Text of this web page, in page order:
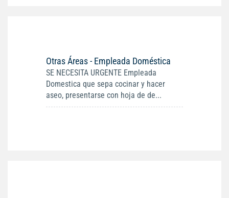
Otras Áreas - Empleada Doméstica
SE NECESITA URGENTE Empleada
Domestica que sepa cocinar y hacer
aseo, presentarse con hoja de de...